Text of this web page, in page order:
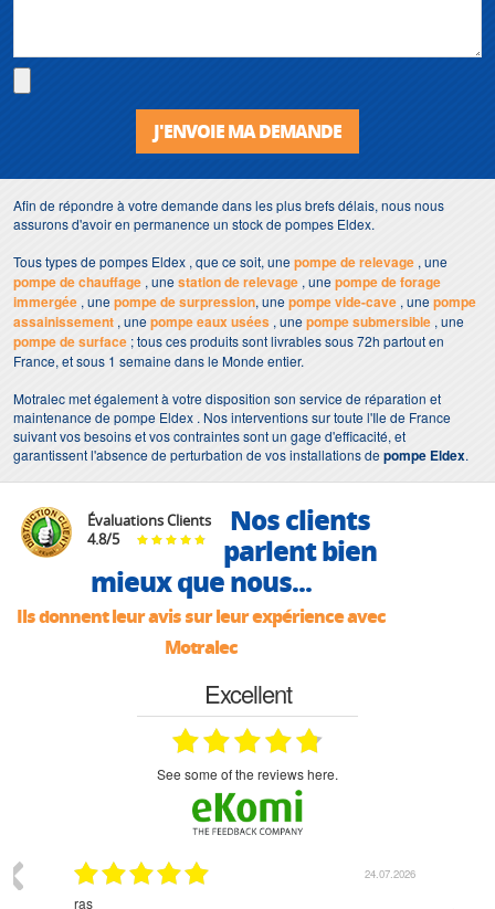
J'ENVOIE MA DEMANDE
Afin de répondre à votre demande dans les plus brefs délais, nous nous
assurons d'avoir en permanence un stock de pompes Eldex.
Tous types de pompes Eldex , que ce soit, unepompe de relevage , une
pompe de chauffage , unestation de relevage , unepompe de forage
immergée , unepompe de surpression, unepompe vide-cave , unepompe
assainissement , unepompe eaux usées , unepompe submersible , une
pompe de surface ; tous ces produits sont livrables sous 72h partout en
France, et sous 1 semaine dans le Monde entier.
Motralec met également à votre disposition son service de réparation et
maintenance de pompe Eldex . Nos interventions sur toute l'Ile de France
suivant vos besoins et vos contraintes sont un gage d'efficacité, et
garantissent l'absence de perturbation de vos installations depompe Eldex.
Évaluations Clients
4.8/5
Nos clients
parlent bien
mieux que nous...
Ils donnent leur avis sur leur expérience avec
Motralec
Excellent
see some of the reviews here.
24.07.2026
ras